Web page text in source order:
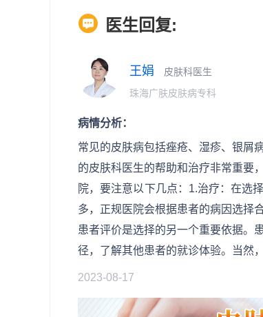
医生回复:
王娟
皮肤科医生
珠海广肤皮肤病专科
病情分析：
常见的皮肤病包括痤疮、湿疹、银屑
的皮肤科医生的帮助和治疗非常重要
院，要注意以下几点：1.治疗：在选
多，正规医院会根据患者的病因选择
患者评价是选择的另一个重要依据。
径，了解其他患者的就诊体验。当然，
2023-08-17